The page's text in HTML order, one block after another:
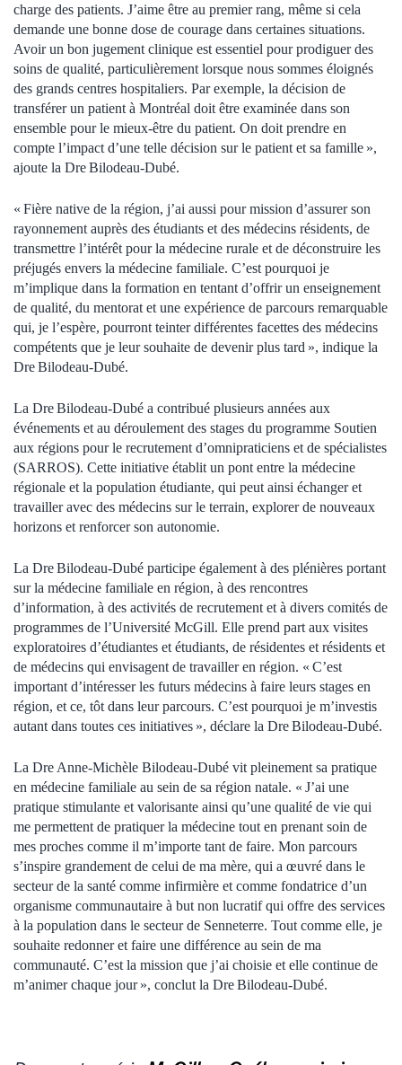
charge des patients. J’aime être au premier rang, même si cela
demande une bonne dose de courage dans certaines situations.
Avoir un bon jugement clinique est essentiel pour prodiguer des
soins de qualité, particulièrement lorsque nous sommes éloignés
des grands centres hospitaliers. Par exemple, la décision de
transférer un patient à Montréal doit être examinée dans son
ensemble pour le mieux-être du patient. On doit prendre en
compte l’impact d’une telle décision sur le patient et sa famille »,
ajoute la Dre Bilodeau-Dubé.
« Fière native de la région, j’ai aussi pour mission d’assurer son
rayonnement auprès des étudiants et des médecins résidents, de
transmettre l’intérêt pour la médecine rurale et de déconstruire les
préjugés envers la médecine familiale. C’est pourquoi je
m’implique dans la formation en tentant d’offrir un enseignement
de qualité, du mentorat et une expérience de parcours remarquable
qui, je l’espère, pourront teinter différentes facettes des médecins
compétents que je leur souhaite de devenir plus tard », indique la
Dre Bilodeau-Dubé.
La Dre Bilodeau-Dubé a contribué plusieurs années aux
événements et au déroulement des stages du programme Soutien
aux régions pour le recrutement d’omnipraticiens et de spécialistes
(SARROS). Cette initiative établit un pont entre la médecine
régionale et la population étudiante, qui peut ainsi échanger et
travailler avec des médecins sur le terrain, explorer de nouveaux
horizons et renforcer son autonomie.
La Dre Bilodeau-Dubé participe également à des plénières portant
sur la médecine familiale en région, à des rencontres
d’information, à des activités de recrutement et à divers comités de
programmes de l’Université McGill. Elle prend part aux visites
exploratoires d’étudiantes et étudiants, de résidentes et résidents et
de médecins qui envisagent de travailler en région. « C’est
important d’intéresser les futurs médecins à faire leurs stages en
région, et ce, tôt dans leur parcours. C’est pourquoi je m’investis
autant dans toutes ces initiatives », déclare la Dre Bilodeau-Dubé.
La Dre Anne-Michèle Bilodeau-Dubé vit pleinement sa pratique
en médecine familiale au sein de sa région natale. « J’ai une
pratique stimulante et valorisante ainsi qu’une qualité de vie qui
me permettent de pratiquer la médecine tout en prenant soin de
mes proches comme il m’importe tant de faire. Mon parcours
s’inspire grandement de celui de ma mère, qui a œuvré dans le
secteur de la santé comme infirmière et comme fondatrice d’un
organisme communautaire à but non lucratif qui offre des services
à la population dans le secteur de Senneterre. Tout comme elle, je
souhaite redonner et faire une différence au sein de ma
communauté. C’est la mission que j’ai choisie et elle continue de
m’animer chaque jour », conclut la Dre Bilodeau-Dubé.